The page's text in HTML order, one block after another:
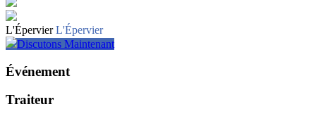
L'Épervier L'Épervier
Discutons Maintenant
Événement
Traiteur